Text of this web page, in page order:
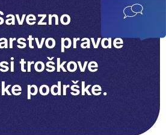
pravde
troškove
podrške.